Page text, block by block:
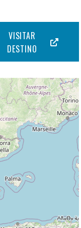
VISITAR
DESTINO